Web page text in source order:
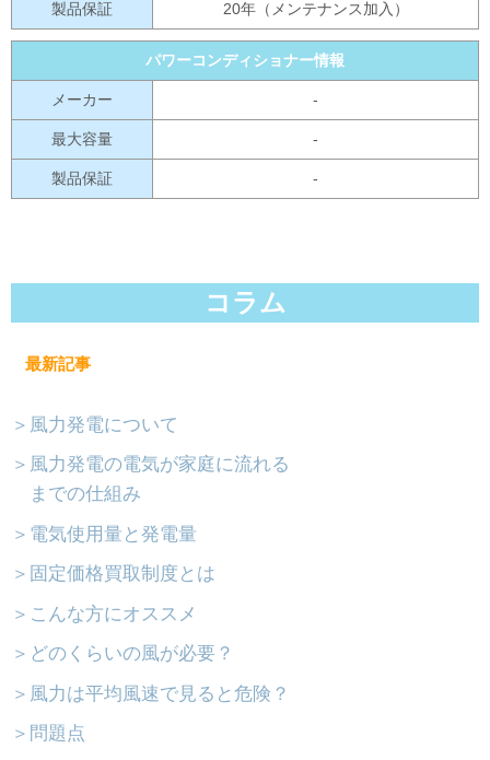
製品保証 20年（メンテナンス加入）
パワーコンディショナー情報
メーカー -
最大容量 -
製品保証 -
コラム
最新記事
＞風力発電について
＞風力発電の電気が家庭に流れる
までの仕組み
＞電気使用量と発電量
＞固定価格買取制度とは
＞こんな方にオススメ
＞どのくらいの風が必要？
＞風力は平均風速で見ると危険？
＞問題点